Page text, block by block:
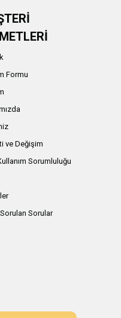
Formu
ve Değişim
Sorumluluğu
Sorular